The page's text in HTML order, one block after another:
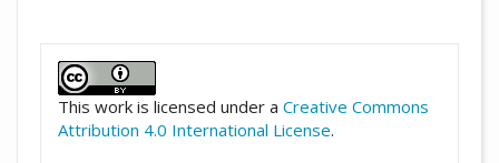
This work is licensed under a Creative Commons
Attribution 4.0 International License.